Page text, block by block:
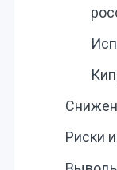
Риски